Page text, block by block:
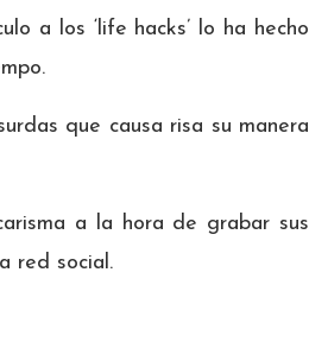
a los ‘life hacks’ lo ha hecho
que causa risa su manera
a la hora de grabar sus
red social.